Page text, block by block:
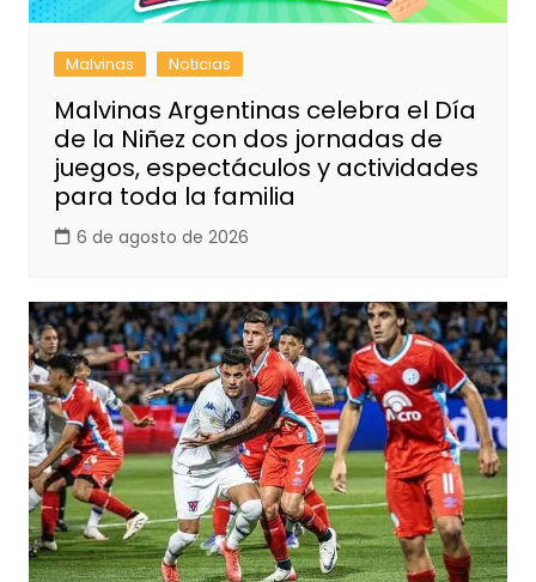
Malvinas Noticias
Malvinas Argentinas celebra el Día
de la Niñez con dos jornadas de
juegos, espectáculos y actividades
para toda la familia
6 de agosto de 2026